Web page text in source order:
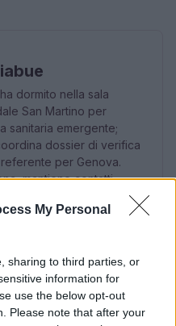
My Personal
sharing to third parties, or
information for
use the below opt-out
Please note that after your
dormito nella sala
San Martino per
sanitaria emergente;
dossier di verifica
per Genova.
mantiene contatti
comunali e biblioteche